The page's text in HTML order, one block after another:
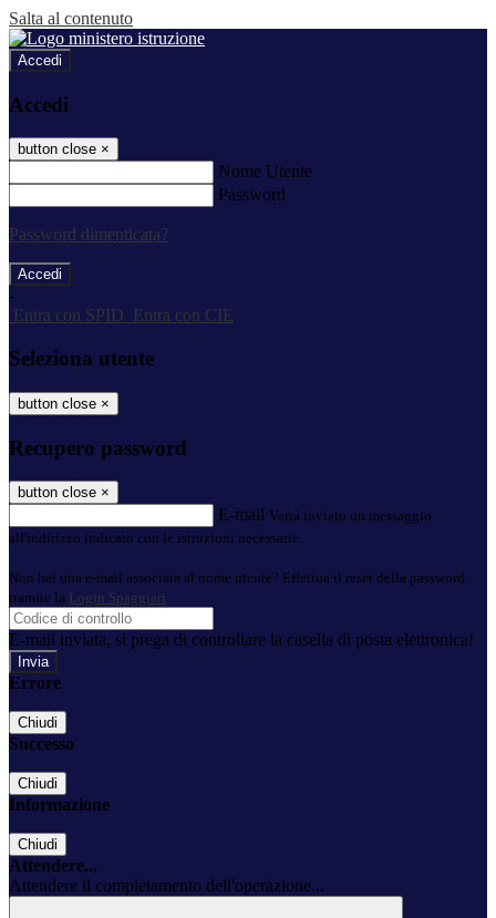
Salta al contenuto
Accedi
Accedi
button close ×
Nome Utente
Password
Password dimenticata?
-
Entra con SPID
Entra con CIE
Seleziona utente
button close ×
Recupero password
button close ×
E-mail Verrà inviato un messaggio
all'indirizzo indicato con le istruzioni necessarie.
Non hai una e-mail associata al nome utente? Effettua il reset della password
tramite la Login Spaggiari
E-mail inviata, si prega di controllare la casella di posta elettronica!
Errore
Chiudi
Successo
Chiudi
Informazione
Chiudi
Attendere...
Attendere il completamento dell'operazione...